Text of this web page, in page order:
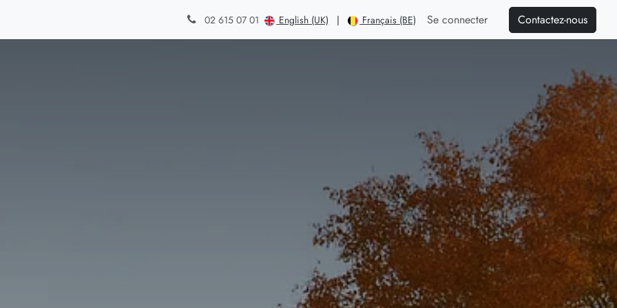
Contact 02 615 07 01 English (UK) | Français (BE) Se connecter Contactez-nous